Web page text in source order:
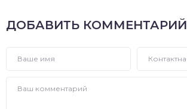
ДОБАВИТЬ КОММЕНТАРИЙ